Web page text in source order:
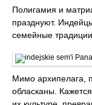
Полигамия и
празднуют.
семейные традиции.
Мимо архипелага,
обласканы.